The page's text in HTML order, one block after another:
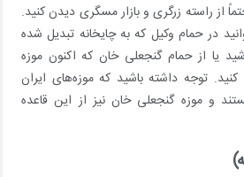
از راسته زرگری و بازار مسگری دیدن کنید.
در حمام وکیل که به چایخانه تبدیل شده
یا از حمام گنجعلی خان که اکنون موزه
توجه داشته باشید که موزه‌های ایران
و موزه گنجعلی خان نیز از این قاعده